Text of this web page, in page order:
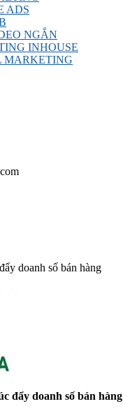
ADS
NGẮN
INHOUSE
MARKETING
doanh số bán hàng
đẩy doanh số bán hàng